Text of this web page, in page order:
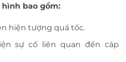
bao gồm:
hiện tượng quá tốc.
sự cố liên quan đến cáp